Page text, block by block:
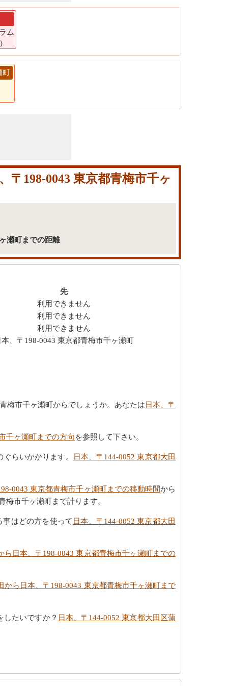
ム
町
〒198-0043 東京都青梅市千ヶ
瀬町までの距離
先
利用できません
利用できません
利用できません
本、〒198-0043 東京都青梅市千ヶ瀬町
梅市千ヶ瀬町からでしょうか。あなたは日本、〒
千ヶ瀬町までの方向 を参照して下さい。
らいかかります。
日本、〒144-0052 東京都大田
0043 東京都青梅市千ヶ瀬町までの移動時間から
市千ヶ瀬町まで計ります。
事はどの方を使って 日本、〒144-0052 東京都大田
ら日本、〒198-0043 東京都青梅市千ヶ瀬町までの
から日本、〒198-0043 東京都青梅市千ヶ瀬町まで
たいですか？ 日本、〒144-0052 東京都大田区蒲